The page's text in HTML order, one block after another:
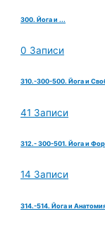
300. Йога и ...
0 Записи
310.-300-500. Йога и
41 Записи
312.- 300-501. Йога и
14 Записи
314.-514. Йога и